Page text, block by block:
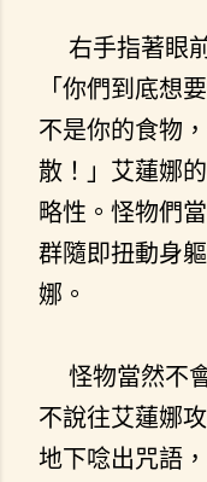
右手指著眼
「你們到底想
不是你的食物
散！」艾蓮娜
略性。怪物們
群隨即扭動身
娜。
怪物當然不
不說往艾蓮娜
地下唸出咒語